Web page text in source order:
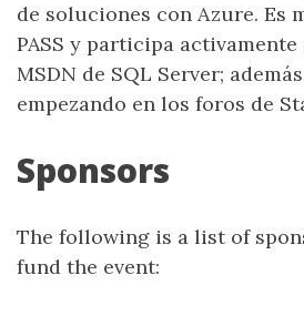
de soluciones con Azure. Es
PASS y participa
MSDN de SQL Server;
empezando en los foros de
Sponsors
The following is a list of
fund the event: